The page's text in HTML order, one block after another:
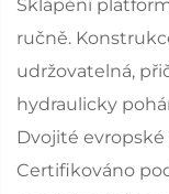
Sklápění
ručně.
udržovatelná,
hydraulicky
Dvojité
Certifikováno